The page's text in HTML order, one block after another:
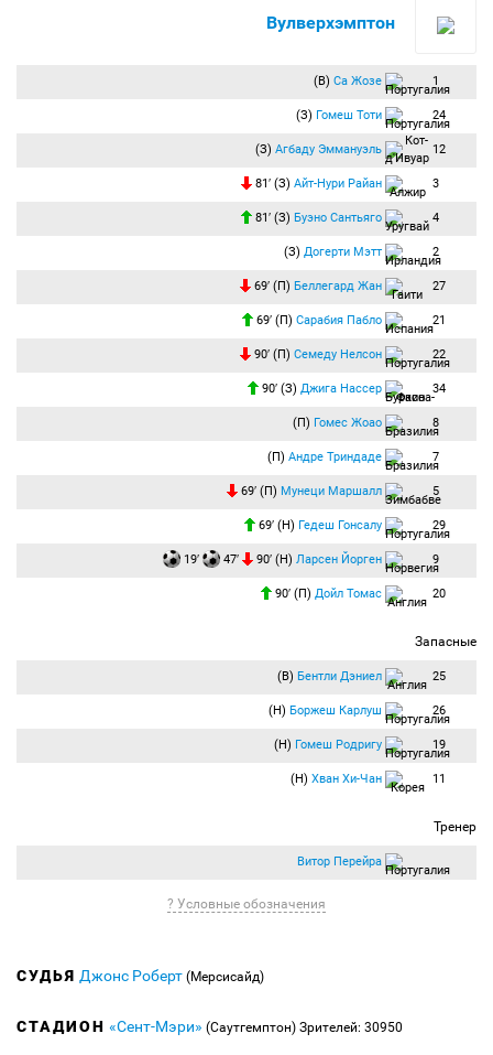
Вулверхэмптон
(В) Са Жозе 1
(З) Гомеш Тоти 24
(З) Агбаду Эммануэль 12
81′ (З) Айт-Нури Райан 3
81′ (З) Буэно Сантьяго 4
(З) Догерти Мэтт 2
69′ (П) Беллегард Жан 27
69′ (П) Сарабия Пабло 21
90′ (П) Семеду Нелсон 22
90′ (З) Джига Нассер 34
(П) Гомес Жоао 8
(П) Андре Триндаде 7
69′ (П) Мунеци Маршалл 5
69′ (Н) Гедеш Гонсалу 29
19′ 47′ 90′ (Н) Ларсен Йорген 9
90′ (П) Дойл Томас 20
Запасные
(В) Бентли Дэниел 25
(Н) Боржеш Карлуш 26
(Н) Гомеш Родригу 19
(Н) Хван Хи-Чан 11
Тренер
Витор Перейра
? Условные обозначения
СУДЬЯ Джонс Роберт (Мерсисайд)
СТАДИОН «Сент-Мэри» (Саутгемптон) Зрителей: 30950